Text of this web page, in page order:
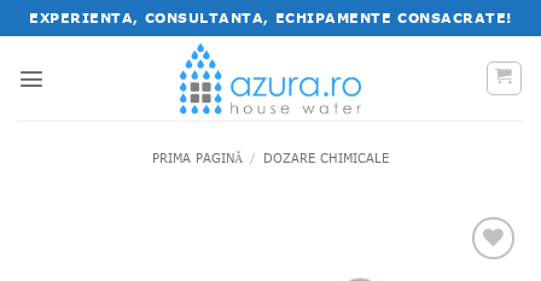
Salt
la
conținut
EXPERIENTA, CONSULTANTA, ECHIPAMENTE CONSACRATE!
PRIMA PAGINĂ / DOZARE CHIMICALE